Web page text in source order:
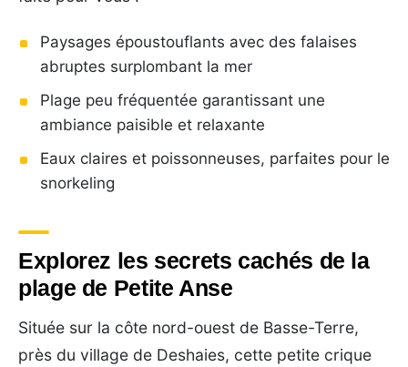
Paysages époustouflants avec des falaises
abruptes surplombant la mer
Plage peu fréquentée garantissant une
ambiance paisible et relaxante
Eaux claires et poissonneuses, parfaites pour le
snorkeling
Explorez les secrets cachés de la
plage de Petite Anse
Située sur la côte nord-ouest de Basse-Terre,
près du village de Deshaies, cette petite crique